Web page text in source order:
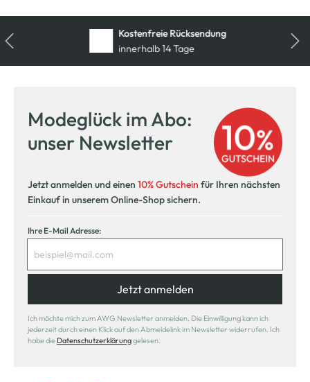
Kostenfreie Rücksendung
innerhalb 14 Tage
Modeglück im Abo:
unser Newsletter
Jetzt anmelden und einen 10% Gutschein für Ihren nächsten
Einkauf in unserem Online-Shop sichern.
Ihre E-Mail Adresse:
Jetzt anmelden
Ich möchte mich zum AWG Newsletter anmelden. Die Einwilligung kann ich
jederzeit durch einen Klick auf den Abmeldelink im Newsletter widerrufen. Ich
habe die Datenschutzerklärunggelesen.